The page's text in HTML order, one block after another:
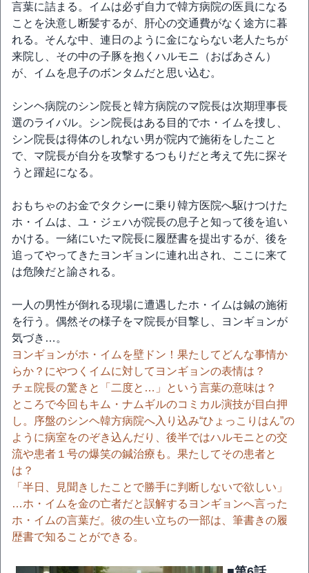
言葉に詰まる。イムは必ず自力で韓方病院の医員になる
ことを決意し断髪するが、肝心の交通費がなく途方に暮
れる。そんな中、連日のように金にならない老人たちが
来院し、その中の子豚を抱くハルモニ（おばあさん）
が、イムを息子のボンタムだと思い込む。
シンヘ病院のシン院長と韓方病院のマ院長は次期理事長
選のライバル。シン院長はある目的でホ・イムを捜し、
シン院長は得体のしれない男が院内で施術をしたこと
で、マ院長が自分を攻撃するつもりだと考えて先に探そ
うと躍起になる。
おもちゃのお金でタクシーに乗り韓方医院へ駆けつけた
ホ・イムは、ユ・ジェハが院長の息子と知って後を追い
かける。一緒にいたマ院長に履歴書を提出するが、後を
追ってやってきたヨンギョンに連れ出され、ここに来て
は危険だと諭される。
一人の男性が倒れる現場に遭遇したホ・イムは鍼の施術
を行う。偶然その様子をマ院長が目撃し、ヨンギョンが
気づき…。
ヨンギョンがホ・イムを壁ドン！果たしてどんな事情か
らか？にやつくイムに対してヨンギョンの表情は？
チェ院長の驚きと「二度と…」という言葉の意味は？
ところで今回もキム・ナムギルのコミカル演技が目白押
し。序盤のシンヘ韓方病院へ入り込み“ひょっこりはん”の
ように病室をのぞき込んだり、後半ではハルモニとの交
流や患者１号の爆笑の鍼治療も。果たしてその患者と
は？
「半日、見聞きしたことで勝手に判断しないで欲しい」
…ホ・イムを金の亡者だと誤解するヨンギョンへ言った
ホ・イムの言葉だ。彼の生い立ちの一部は、筆書きの履
歴書で知ることができる。